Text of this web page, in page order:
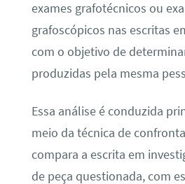
exames grafotécnicos ou
grafoscópicos nas escritas
com o objetivo de
produzidas pela mesma
Essa análise é conduzida
meio da técnica de
compara a escrita em
de peça questionada, com